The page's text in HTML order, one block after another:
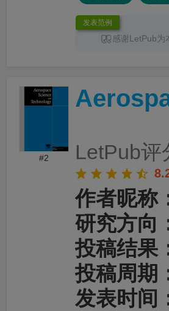
发表范例
感谢LetPub为
景、材料设计思
清晰，论文创新
整个服务过程中
有针对性，为论
提供了重要帮助。
#2 LetPub评
作者昵称
研究方向
投稿结果
投稿周期
发表时间